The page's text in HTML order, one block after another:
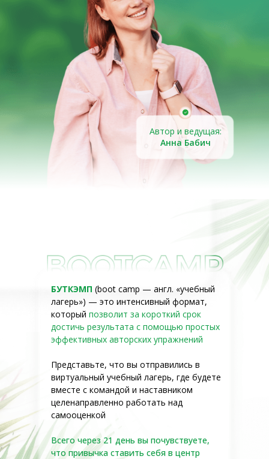
Автор и ведущая:
Анна Бабич
БУТКЭМП (boot camp — англ. «учебный
лагерь») — это интенсивный формат,
который позволит за короткий срок
достичь результата с помощью простых
эффективных авторских упражнений
Представьте, что вы отправились в
виртуальный учебный лагерь, где будете
вместе с командой и наставником
целенаправленно работать над
самооценкой
Всего через 21 день вы почувствуете,
что привычка ставить себя в центр